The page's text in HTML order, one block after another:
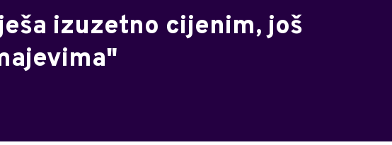
izuzetno cijenim, još